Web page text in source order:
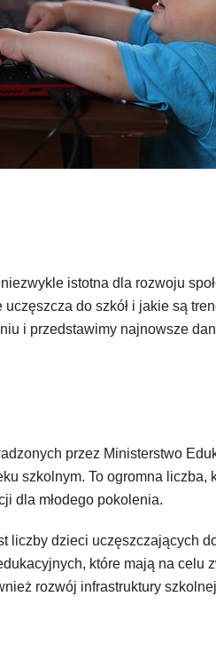
istotna dla rozwoju
do szkół i jakie są
i przedstawimy najnowsze
przez Ministerstwo
szkolnym. To ogromna liczba,
dla młodego pokolenia.
liczby dzieci uczęszczających
które mają na celu
rozwój infrastruktury